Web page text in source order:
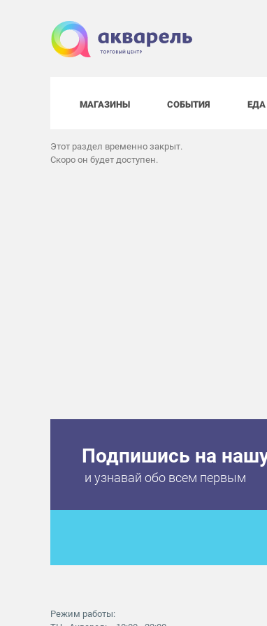
МАГАЗИНЫ СОБЫТИЯ ЕДА
Этот раздел временно закрыт.
Скоро он будет доступен.
Подпишись на
и узнавай обо всем первым
Режим работы: